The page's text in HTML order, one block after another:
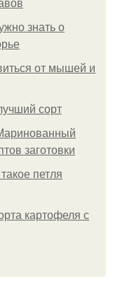
знать о
от мышей и
сорт
заготовки
петля
картофеля с